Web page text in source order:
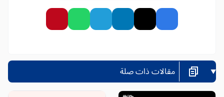
مقالات ذات صلة